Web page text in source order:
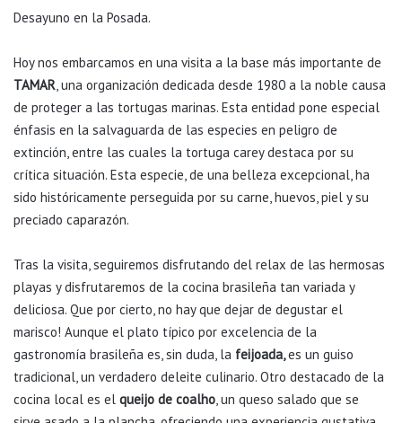
Desayuno en la Posada.
Hoy nos embarcamos en una visita a la base más importante de
TAMAR, una organización dedicada desde 1980 a la noble causa
de proteger a las tortugas marinas. Esta entidad pone especial
énfasis en la salvaguarda de las especies en peligro de
extinción, entre las cuales la tortuga carey destaca por su
crítica situación. Esta especie, de una belleza excepcional, ha
sido históricamente perseguida por su carne, huevos, piel y su
preciado caparazón.
Tras la visita, seguiremos disfrutando del relax de las hermosas
playas y disfrutaremos de la cocina brasileña tan variada y
deliciosa. Que por cierto, no hay que dejar de degustar el
marisco! Aunque el plato típico por excelencia de la
gastronomía brasileña es, sin duda, la feijoada,es un guiso
tradicional, un verdadero deleite culinario. Otro destacado de la
cocina local es el queijo de coalho, un queso salado que se